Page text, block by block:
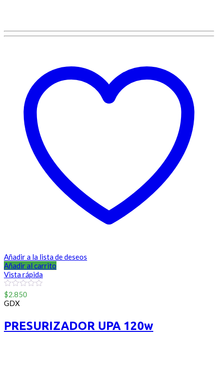
Añadir a la lista de deseos
Añadir al carrito
Vista rápida
0
out
of
$2.850
GDX
PRESURIZADOR UPA 120w